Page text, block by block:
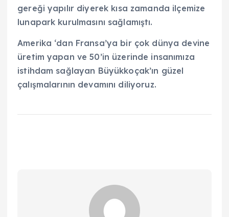
gereği yapılır diyerek kısa zamanda ilçemize
lunapark kurulmasını sağlamıştı.
Amerika ‘dan Fransa’ya bir çok dünya devine
üretim yapan ve 50’in üzerinde insanımıza
istihdam sağlayan Büyükkoçak’ın güzel
çalışmalarının devamını diliyoruz.